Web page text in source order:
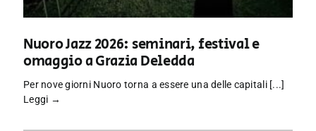
Nuoro Jazz 2026: seminari, festival e
omaggio a Grazia Deledda
Per nove giorni Nuoro torna a essere una delle capitali [...]
Leggi →